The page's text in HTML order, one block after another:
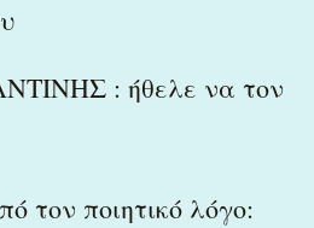
: ήθελε να τον
τον ποιητικό λόγο: